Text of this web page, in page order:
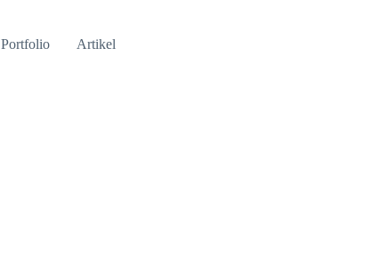
Portfolio Artikel